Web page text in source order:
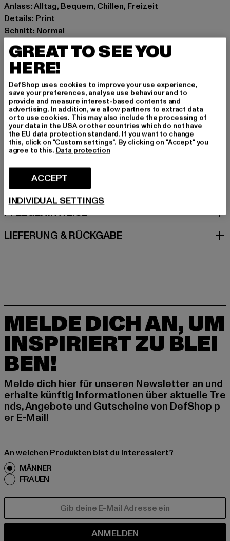
Anlass: Alltag, Bequem, Chillen, Freizeit
Details: Print
Schnitt: Normal
Marke: Favela
Kat.: T-Shirts
Farbe: schwarz
Hersteller Farbe: black
Materialzusammensetzung: 100% Baumwolle
Art.Nr: FAV-Q226-FFBT-995-00007
Hersteller: AD Distribution GmbH |
Info@favelaclothing.com
CHRISTINENSTRASSE 19A | 40880 Rattingen | DE
GRÖSSE & PASSFORM
PFLEGEHINWEISE
LIEFERUNG & RÜCKGABE
MELDE DICH AN, UM
INSPIRIERT ZU BLEI
BEN!
Melde dich hier für unseren Newsletter an und
erhalte künftig Informationen über aktuelle Tre
nds, Angebote und Gutscheine von DefShop p
er E-Mail!
An welchen Produkten bist du interessiert?
MÄNNER
FRAUEN
ANMELDEN
GREAT TO SEE YOU
HERE!
DefShop uses cookies to improve your use experience,
save your preferences, analyse use behaviour and to
provide and measure interest-based contents and
advertising. In addition, we allow partners to extract data
or to use cookies. This may also include the processing of
your data in the USA or other countries which do not have
the EU data protection standard. If you want to change
this, click on "Custom settings". By clicking on "Accept" you
agree to this. Data protection
ACCEPT
INDIVIDUAL SETTINGS